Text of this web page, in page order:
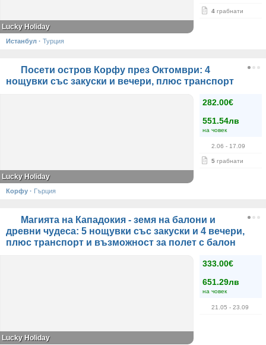
4 грабнати
Lucky Holiday
Истанбул · Турция
Посети остров Корфу през Октомври: 4
нощувки със закуски и вечери, плюс транспорт
282.00€
551.54лв
на човек
2.06 - 17.09
5 грабнати
Lucky Holiday
Корфу · Гърция
Магията на Кападокия - земя на балони и
древни чудеса: 5 нощувки със закуски и 4 вечери,
плюс транспорт и възможност за полет с балон
333.00€
651.29лв
на човек
21.05 - 23.09
Lucky Holiday